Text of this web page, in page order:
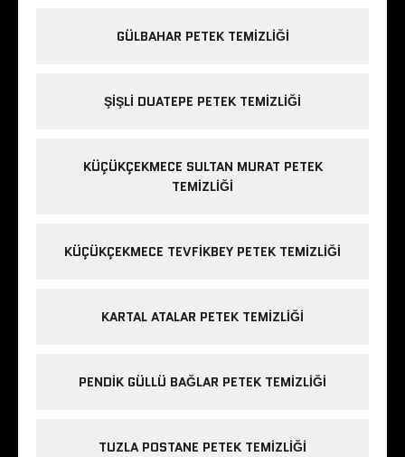
GÜLBAHAR PETEK TEMIZLIĞI
ŞIŞLI DUATEPE PETEK TEMIZLIĞI
KÜÇÜKÇEKMECE SULTAN MURAT PETEK
TEMIZLIĞI
KÜÇÜKÇEKMECE TEVFIKBEY PETEK TEMIZLIĞI
KARTAL ATALAR PETEK TEMIZLIĞI
PENDIK GÜLLÜ BAĞLAR PETEK TEMIZLIĞI
TUZLA POSTANE PETEK TEMIZLIĞI